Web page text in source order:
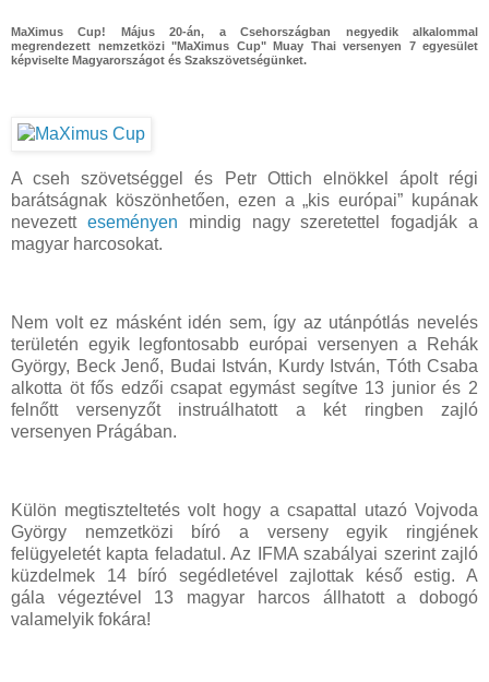
MaXimus Cup! Május 20-án, a Csehországban negyedik alkalommal
megrendezett nemzetközi "MaXimus Cup" Muay Thai versenyen 7 egyesület
képviselte Magyarországot és Szakszövetségünket.
A cseh szövetséggel és Petr Ottich elnökkel ápolt régi
barátságnak köszönhetően, ezen a „kis európai” kupának
nevezett eseményen mindig nagy szeretettel fogadják a
magyar harcosokat.
Nem volt ez másként idén sem, így az utánpótlás nevelés
területén egyik legfontosabb európai versenyen a Rehák
György, Beck Jenő, Budai István, Kurdy István, Tóth Csaba
alkotta öt fős edzői csapat egymást segítve 13 junior és 2
felnőtt versenyzőt instruálhatott a két ringben zajló
versenyen Prágában.
Külön megtiszteltetés volt hogy a csapattal utazó Vojvoda
György nemzetközi bíró a verseny egyik ringjének
felügyeletét kapta feladatul. Az IFMA szabályai szerint zajló
küzdelmek 14 bíró segédletével zajlottak késő estig. A
gála végeztével 13 magyar harcos állhatott a dobogó
valamelyik fokára!